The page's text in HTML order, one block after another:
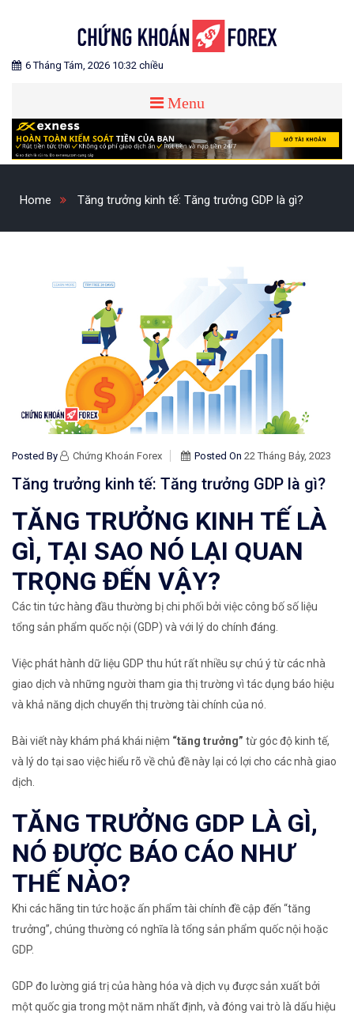
CHỨNG KHOÁN FOREX
Blog chia sẻ về Chứng Khoán và Forex
6 Tháng Tám, 2026 10:32 chiều
Menu
Home Tăng trưởng kinh tế: Tăng trưởng GDP là gì?
Posted By Chứng Khoán Forex Posted On 22 Tháng Bảy, 2023
Tăng trưởng kinh tế: Tăng trưởng GDP là gì?
TĂNG TRƯỞNG KINH TẾ LÀ
GÌ, TẠI SAO NÓ LẠI QUAN
TRỌNG ĐẾN VẬY?
Các tin tức hàng đầu thường bị chi phối bởi việc công bố số liệu
tổng sản phẩm quốc nội (GDP) và với lý do chính đáng.
Việc phát hành dữ liệu GDP thu hút rất nhiều sự chú ý từ các nhà
giao dịch và những người tham gia thị trường vì tác dụng báo hiệu
và khả năng dịch chuyển thị trường tài chính của nó.
Bài viết này khám phá khái niệm “tăng trưởng” từ góc độ kinh tế,
và lý do tại sao việc hiểu rõ về chủ đề này lại có lợi cho các nhà giao
dịch.
TĂNG TRƯỞNG GDP LÀ GÌ,
NÓ ĐƯỢC BÁO CÁO NHƯ
THẾ NÀO?
Khi các hãng tin tức hoặc ấn phẩm tài chính đề cập đến “tăng
trưởng”, chúng thường có nghĩa làtổng sản phẩm quốc nội hoặc
GDP.
GDP đo lường giá trị của hàng hóa và dịch vụ được sản xuất bởi
một quốc gia trong một năm nhất định, và đóng vai trò là dấu hiệu